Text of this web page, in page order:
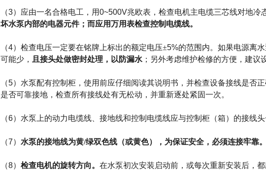
（3）应由一名合格电工，用0~500V兆欧表，检查电机主电缆三芯线对地冷
坏水泵内部的电器元件；而应用万用表检查控制电缆线。
（4）检查电压一定要在铭牌上标出的额定电压±5%的范围内。如果电源离
可能少，
且接头处做密封处理，以防漏水 ；另外考虑维护检修的方便，建议
（5）水泵配有控制柜，使用前应仔细阅读其说明书，并检查设备接线是否
是否可靠接地，检查所有接线处有无松动，并重新逐处紧固一次。
（6）水泵上的动力电缆线、接地线和控制电缆线应与控制柜（箱）的接线
（7） 水泵的接地线为黄/绿双色线（或黄色），为保证安全，必须连接牢靠。
（8） 检查电机的旋转方向。 在水泵初次安装启动前，或每次重新安装后，